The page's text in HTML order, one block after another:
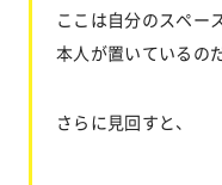
ここは自分のスペース
本人が置いているの
さらに見回すと、